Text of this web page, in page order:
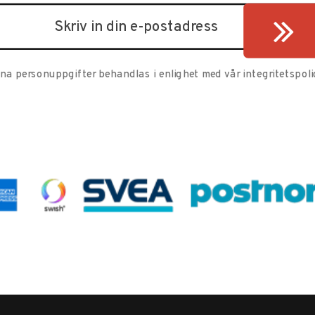
personuppgifter behandlas i enlighet med vår